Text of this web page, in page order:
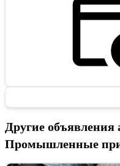
Другие
Промышленные